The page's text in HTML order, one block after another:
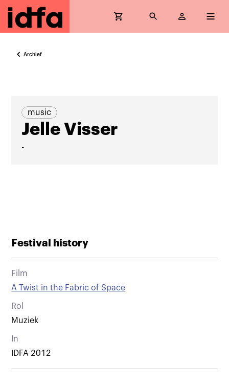
Archief
music
Jelle Visser
-
Festival history
Film
A Twist in the Fabric of Space
Rol
Muziek
In
IDFA 2012